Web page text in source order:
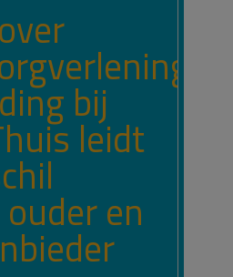
bij
leidt
en